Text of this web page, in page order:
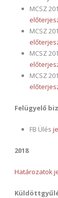
MCSZ
MCSZ
MCSZ
MCSZ
Felügyelő
FB Ülés
2018
Határozatok